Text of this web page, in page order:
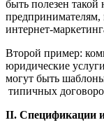
быть полезен
предпринимателям,
интернет-
Второй пример:
юридические
могут быть
типичных
II. Спецификации